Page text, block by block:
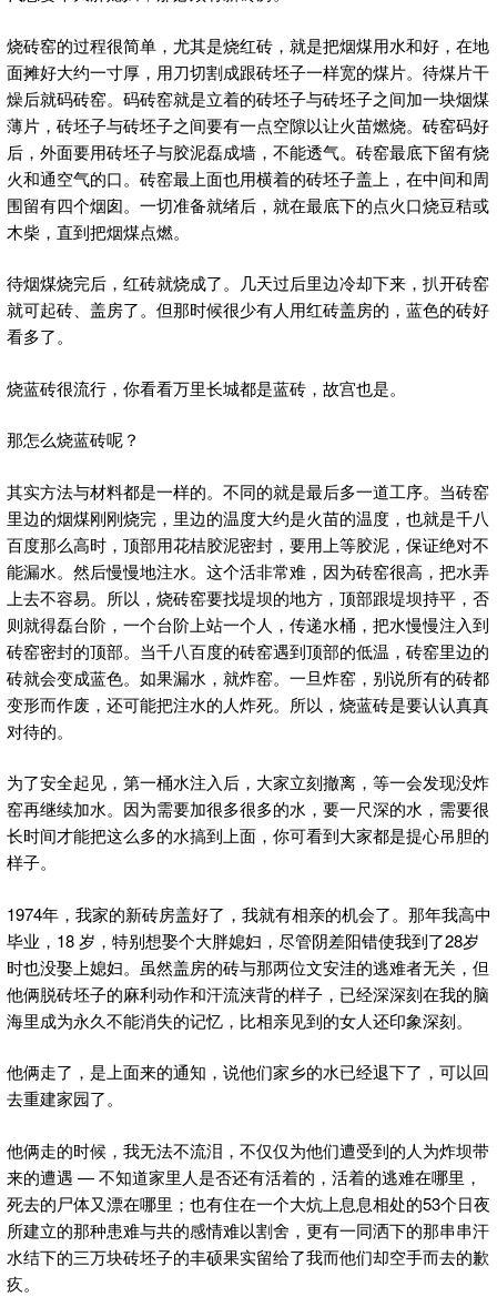
烧砖窑的过程很简单，尤其是烧红砖，就是把烟煤用水和好，在地
面摊好大约一寸厚，用刀切割成跟砖坯子一样宽的煤片。待煤片干
燥后就码砖窑。码砖窑就是立着的砖坯子与砖坯子之间加一块烟煤
薄片，砖坯子与砖坯子之间要有一点空隙以让火苗燃烧。砖窑码好
后，外面要用砖坯子与胶泥磊成墙，不能透气。砖窑最底下留有烧
火和通空气的口。砖窑最上面也用横着的砖坯子盖上，在中间和周
围留有四个烟囱。一切准备就绪后，就在最底下的点火口烧豆秸或
木柴，直到把烟煤点燃。
待烟煤烧完后，红砖就烧成了。几天过后里边冷却下来，扒开砖窑
就可起砖、盖房了。但那时候很少有人用红砖盖房的，蓝色的砖好
看多了。
烧蓝砖很流行，你看看万里长城都是蓝砖，故宫也是。
那怎么烧蓝砖呢？
其实方法与材料都是一样的。不同的就是最后多一道工序。当砖窑
里边的烟煤刚刚烧完，里边的温度大约是火苗的温度，也就是千八
百度那么高时，顶部用花桔胶泥密封，要用上等胶泥，保证绝对不
能漏水。然后慢慢地注水。这个活非常难，因为砖窑很高，把水弄
上去不容易。所以，烧砖窑要找堤坝的地方，顶部跟堤坝持平，否
则就得磊台阶，一个台阶上站一个人，传递水桶，把水慢慢注入到
砖窑密封的顶部。当千八百度的砖窑遇到顶部的低温，砖窑里边的
砖就会变成蓝色。如果漏水，就炸窑。一旦炸窑，别说所有的砖都
变形而作废，还可能把注水的人炸死。所以，烧蓝砖是要认认真真
对待的。
为了安全起见，第一桶水注入后，大家立刻撤离，等一会发现没炸
窑再继续加水。因为需要加很多很多的水，要一尺深的水，需要很
长时间才能把这么多的水搞到上面，你可看到大家都是提心吊胆的
样子。
1974年，我家的新砖房盖好了，我就有相亲的机会了。那年我高中
毕业，18 岁，特别想娶个大胖媳妇，尽管阴差阳错使我到了28岁
时也没娶上媳妇。虽然盖房的砖与那两位文安洼的逃难者无关，但
他俩脱砖坯子的麻利动作和汗流浃背的样子，已经深深刻在我的脑
海里成为永久不能消失的记忆，比相亲见到的女人还印象深刻。
他俩走了，是上面来的通知，说他们家乡的水已经退下了，可以回
去重建家园了。
他俩走的时候，我无法不流泪，不仅仅为他们遭受到的人为炸坝带
来的遭遇 — 不知道家里人是否还有活着的，活着的逃难在哪里，
死去的尸体又漂在哪里；也有住在一个大炕上息息相处的53个日夜
所建立的那种患难与共的感情难以割舍，更有一同洒下的那串串汗
水结下的三万块砖坯子的丰硕果实留给了我而他们却空手而去的歉
疚。